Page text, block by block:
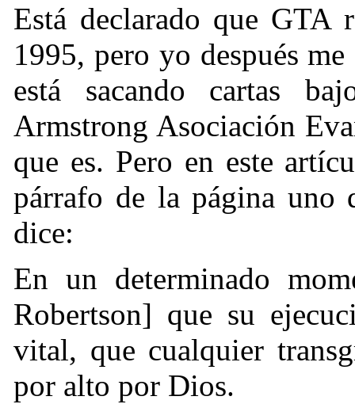
Está declarado que GTA
1995, pero yo después
está sacando cartas
Armstrong Asociación
que es. Pero en este
párrafo de la página uno
dice:
En un determinado
Robertson] que su
vital, que cualquier
por alto por Dios.